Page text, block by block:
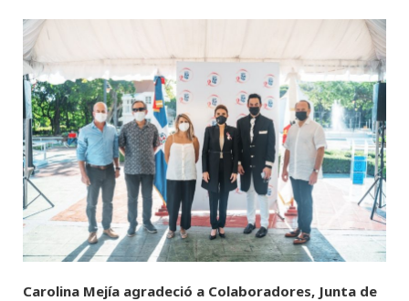
Carolina Mejía agradeció a Colaboradores, Junta de